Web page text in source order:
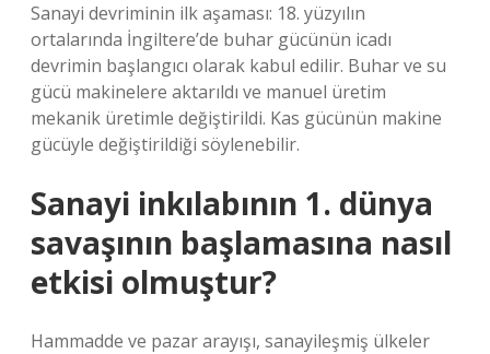
Sanayi devriminin ilk aşaması: 18. yüzyılın
ortalarında İngiltere’de buhar gücünün icadı
devrimin başlangıcı olarak kabul edilir. Buhar ve su
gücü makinelere aktarıldı ve manuel üretim
mekanik üretimle değiştirildi. Kas gücünün makine
gücüyle değiştirildiği söylenebilir.
Sanayi inkılabının 1. dünya
savaşının başlamasına nasıl
etkisi olmuştur?
Hammadde ve pazar arayışı, sanayileşmiş ülkeler